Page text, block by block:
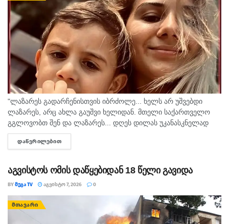
"ლაზარეს გადარჩენისთვის იბრძოლე... ხელს არ უშვებდი
ლაზარეს, არც ახლა გაუშვი ხელიდან. მთელი საქართველო
გგლოვობთ შენ და ლაზარეს... დღეს დილას უკანასკნელად
მომესალმე, თურმე. ისღა დაგვრჩა ნუგეშად, შენი თავი
გვაპოვნინო..." - 6...
ᲓᲐᲬᲕᲠᲘᲚᲔᲑᲘᲗ
აგვისტოს ომის დაწყებიდან 18 წელი გავიდა
BYᲛᲔᲒᲐ TV ᲐᲒᲕᲘᲡᲢᲝ 7, 2026 0
ᲛᲗᲐᲕᲐᲠᲘ